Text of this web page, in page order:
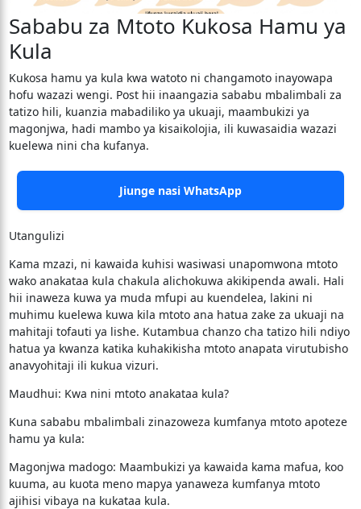
​Sababu za Mtoto Kukosa Hamu ya
Kula
Kukosa hamu ya kula kwa watoto ni changamoto inayowapa
hofu wazazi wengi. Post hii inaangazia sababu mbalimbali za
tatizo hili, kuanzia mabadiliko ya ukuaji, maambukizi ya
magonjwa, hadi mambo ya kisaikolojia, ili kuwasaidia wazazi
kuelewa nini cha kufanya.
Jiunge nasi WhatsApp
Utangulizi
​Kama mzazi, ni kawaida kuhisi wasiwasi unapomwona mtoto
wako anakataa kula chakula alichokuwa akikipenda awali. Hali
hii inaweza kuwa ya muda mfupi au kuendelea, lakini ni
muhimu kuelewa kuwa kila mtoto ana hatua zake za ukuaji na
mahitaji tofauti ya lishe. Kutambua chanzo cha tatizo hili ndiyo
hatua ya kwanza katika kuhakikisha mtoto anapata virutubisho
anavyohitaji ili kukua vizuri.
​Maudhui: Kwa nini mtoto anakataa kula?
​Kuna sababu mbalimbali zinazoweza kumfanya mtoto apoteze
hamu ya kula:
​Magonjwa madogo: Maambukizi ya kawaida kama mafua, koo
kuuma, au kuota meno mapya yanaweza kumfanya mtoto
ajihisi vibaya na kukataa kula.